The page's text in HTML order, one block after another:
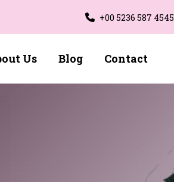
+00 5236 587 4545
Us Blog Contact